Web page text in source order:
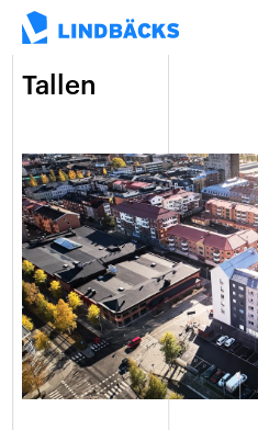
Tallen